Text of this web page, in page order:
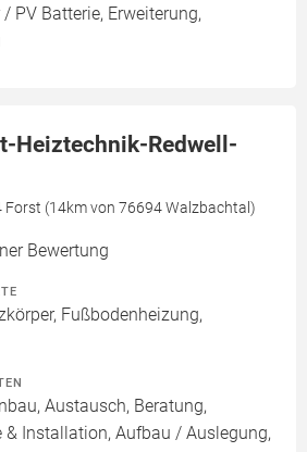
PV Batterie, Erweiterung,
Heiztechnik-Redwell-
Forst (14km von 76694 Walzbachtal)
Bewertung
Fußbodenheizung,
Austausch, Beratung,
& Installation, Aufbau / Auslegung,